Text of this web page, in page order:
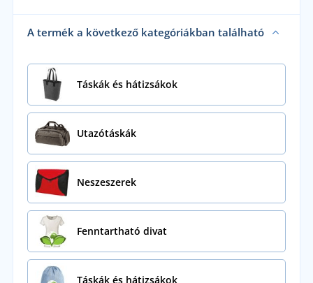
A termék a következő kategóriákban található
Táskák és hátizsákok
Utazótáskák
Neszeszerek
Fenntartható divat
Táskák és hátizsákok